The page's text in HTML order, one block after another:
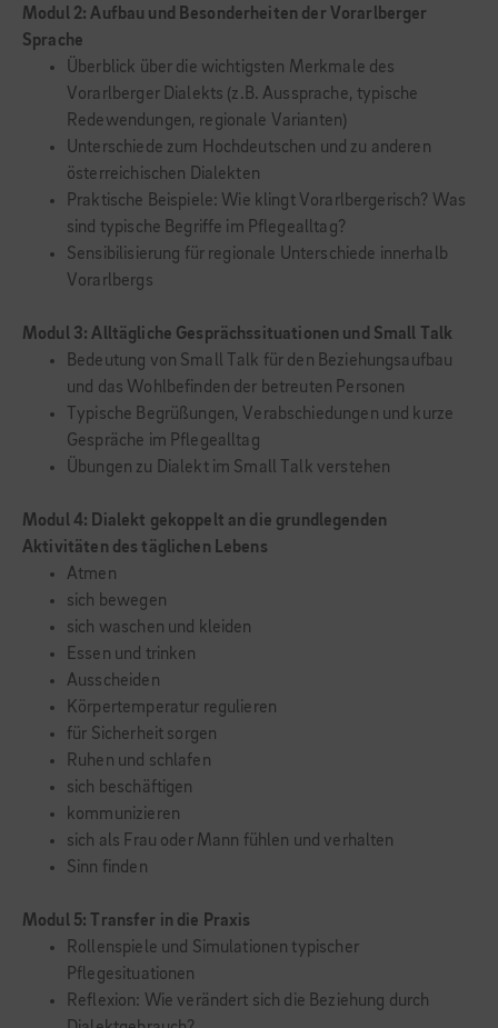
Modul 2: Aufbau und Besonderheiten der Vorarlberger
Sprache
Überblick über die wichtigsten Merkmale des
Vorarlberger Dialekts (z.B. Aussprache, typische
Redewendungen, regionale Varianten)
Unterschiede zum Hochdeutschen und zu anderen
österreichischen Dialekten
Praktische Beispiele: Wie klingt Vorarlbergerisch? Was
sind typische Begriffe im Pflegealltag?
Sensibilisierung für regionale Unterschiede innerhalb
Vorarlbergs
Modul 3: Alltägliche Gesprächssituationen und Small Talk
Bedeutung von Small Talk für den Beziehungsaufbau
und das Wohlbefinden der betreuten Personen
Typische Begrüßungen, Verabschiedungen und kurze
Gespräche im Pflegealltag
Übungen zu Dialekt im Small Talk verstehen
Modul 4: Dialekt gekoppelt an die grundlegenden
Aktivitäten des täglichen Lebens
Atmen
sich bewegen
sich waschen und kleiden
Essen und trinken
Ausscheiden
Körpertemperatur regulieren
für Sicherheit sorgen
Ruhen und schlafen
sich beschäftigen
kommunizieren
sich als Frau oder Mann fühlen und verhalten
Sinn finden
Modul 5: Transfer in die Praxis
Rollenspiele und Simulationen typischer
Pflegesituationen
Reflexion: Wie verändert sich die Beziehung durch